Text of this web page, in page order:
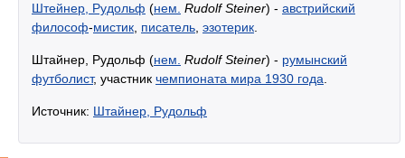
Штейнер, Рудольф (нем. Rudolf Steiner) - австрийский
философ-мистик писатель эзотерик
Штайнер, Рудольф (нем. Rudolf Steiner) - румынский
футболист, участник чемпионата мира 1930 года
Источник: Штайнер, Рудольф